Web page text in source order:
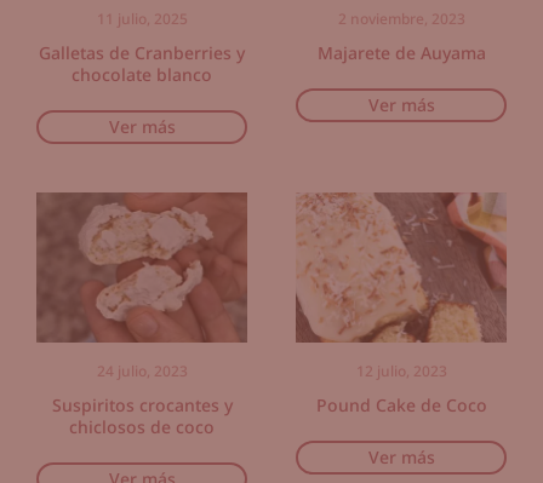
11 julio, 2025
Galletas de Cranberries y
chocolate blanco
Ver más
2 noviembre, 2023
Majarete de Auyama
Ver más
24 julio, 2023
Suspiritos crocantes y
chiclosos de coco
12 julio, 2023
Pound Cake de Coco
Ver más